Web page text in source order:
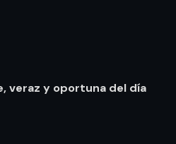
veraz y oportuna del día